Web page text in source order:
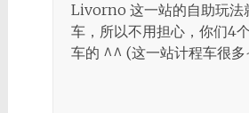
Livorno 这一站的自助玩法
车，所以不用担心，你们4
车的 ^^ (这一站计程车很多